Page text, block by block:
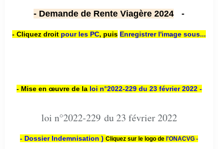
- Demande de Rente Viagère 2024 -
- Cliquez droit pour les PC, puis Enregistrer l'image sous...
- Mise en œuvre de la loi n°2022-229 du 23 février 2022 -
loi n°2022-229 du 23 février 2022
- Dossier Indemnisation ) Cliquez sur le logo de l'ONACVG -